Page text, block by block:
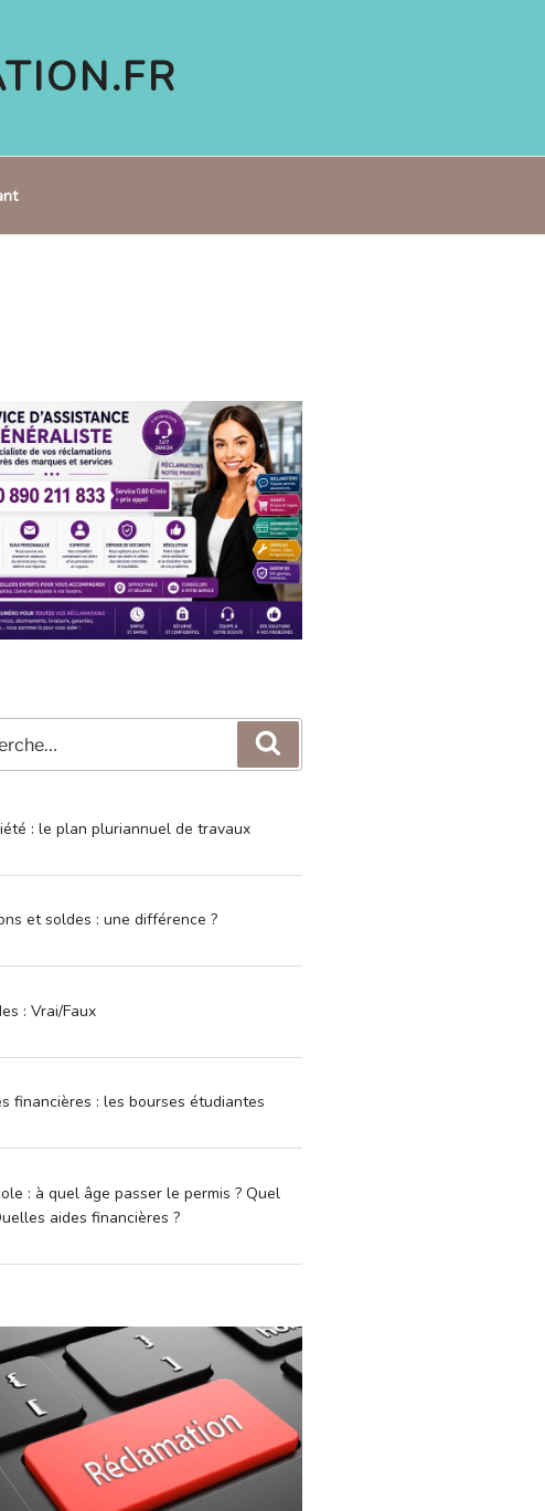
: le plan pluriannuel de travaux
et soldes : une différence ?
: Vrai/Faux
financières : les bourses étudiantes
: à quel âge passer le permis ? Quel
aides financières ?